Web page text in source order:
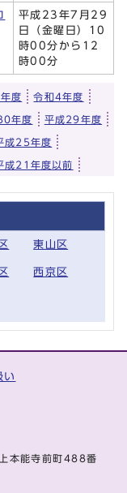
平成23年7月29
日（金曜日）10
時00分から12
時00分
度 令和4年度
年度 平成29年度
成25年度
成21年度以前
東山区
西京区
い
本能寺前町488番